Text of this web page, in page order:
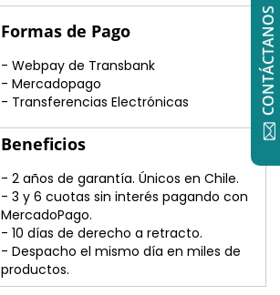
Formas de Pago
- Webpay de Transbank
- Mercadopago
- Transferencias Electrónicas
Beneficios
- 2 años de garantía. Únicos en Chile.
- 3 y 6 cuotas sin interés pagando con
MercadoPago.
- 10 días de derecho a retracto.
- Despacho el mismo día en miles de
productos.
CONTÁCTANOS